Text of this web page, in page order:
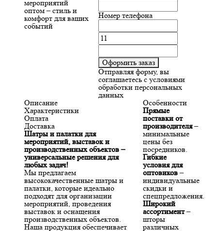
Номер телефона
Оформить заказ
Отправляя форму, вы
соглашаетесь с условиями
обработки персональных
данных
Описание
Характеристики
Оплата
Доставка
Шатры и палатки для
мероприятий, выставок и
производственных объектов –
универсальные решения для
любых задач!
Мы предлагаем
высококачественные шатры и
палатки, которые идеально
подходят для организации
мероприятий, проведения
выставок и оснащения
производственных объектов.
Наша продукция обеспечивает
Особенности
Прямые
поставки от
производителя–
минимальные
цены без
посредников.
Гибкие
условия для
оптовиков–
индивидуальные
скидки и
спецпредложения.
Широкий
ассортимент–
шторы
различных